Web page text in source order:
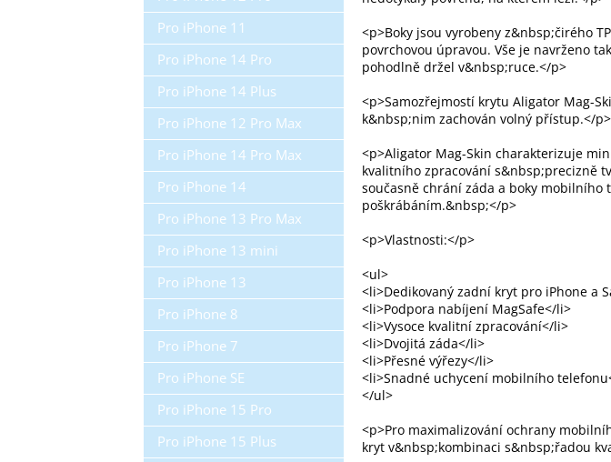
Pro iPhone 11
Pro iPhone 14 Pro
Pro iPhone 14 Plus
Pro iPhone 12 Pro Max
Pro iPhone 14 Pro Max
Pro iPhone 14
Pro iPhone 13 Pro Max
Pro iPhone 13 mini
Pro iPhone 13
Pro iPhone 8
Pro iPhone 7
Pro iPhone SE
Pro iPhone 15 Pro
Pro iPhone 15 Plus
<p>Boky jsou vyrobeny z&nbsp;čirého
povrchovou úpravou. Vše je navrženo
pohodlně držel v&nbsp;ruce.</p>
<p>Samozřejmostí krytu Aligator Mag-
k&nbsp;nim zachován volný přístup.</p>
<p>Aligator Mag-Skin charakterizuje
kvalitního zpracování s&nbsp;precizně
současně chrání záda a boky
poškrábáním.&nbsp;</p>
<p>Vlastnosti:</p>
<ul>
<li>Dedikovaný zadní kryt pro iPhone a
<li>Podpora nabíjení MagSafe</li>
<li>Vysoce kvalitní zpracování</li>
<li>Dvojitá záda</li>
<li>Přesné výřezy</li>
<li>Snadné uchycení mobilního
</ul>
<p>Pro maximalizování ochrany
kryt v&nbsp;kombinaci s&nbsp;řadou